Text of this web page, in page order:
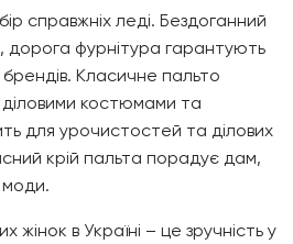
справжніх леді. Бездоганний
дорога фурнітура гарантують
брендів. Класичне пальто
костюмами та
для урочистостей та ділових
крій пальта порадує дам,
моди.
жінок в Україні – це зручність у